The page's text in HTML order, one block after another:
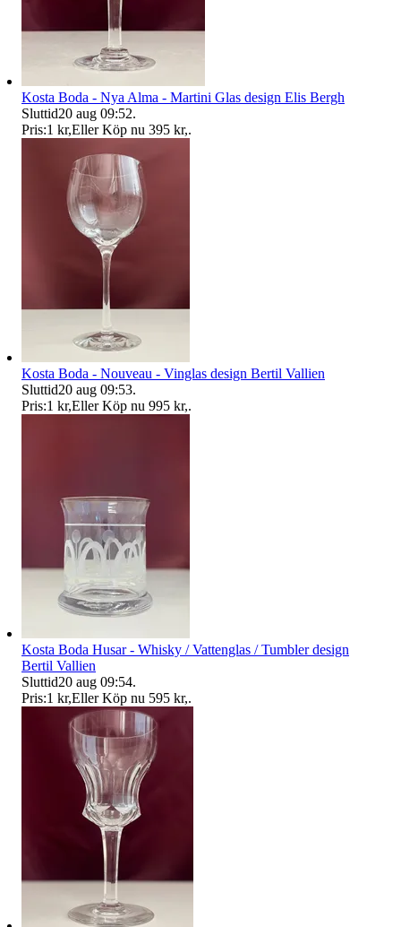
Kosta Boda - Nya Alma - Martini Glas design Elis Bergh
Sluttid20 aug 09:52.
Pris:1 kr,Eller Köp nu 395 kr,.
Kosta Boda - Nouveau - Vinglas design Bertil Vallien
Sluttid20 aug 09:53.
Pris:1 kr,Eller Köp nu 995 kr,.
Kosta Boda Husar - Whisky / Vattenglas / Tumbler design
Bertil Vallien
Sluttid20 aug 09:54.
Pris:1 kr,Eller Köp nu 595 kr,.